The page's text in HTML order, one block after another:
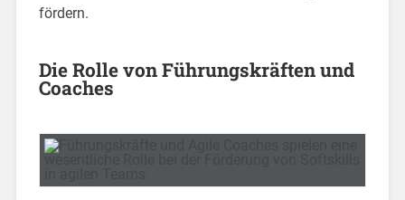
fördern.
Die Rolle von Führungskräften und
Coaches